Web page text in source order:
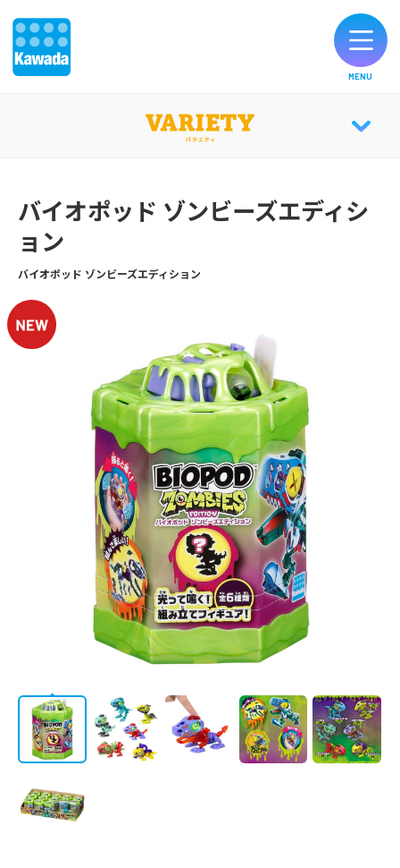
会社情報 JP /
オリジナルブランド一覧
公式SNS
MENU
バイオポッド ゾンビーズエディシ
ョン
バイオポッド ゾンビーズエディション